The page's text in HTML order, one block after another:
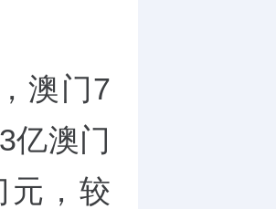
澳门7
亿澳门
元，较